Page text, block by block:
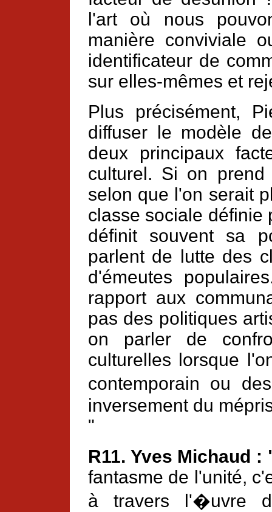
l'art où nous
manière conviviale
identificateur de
sur elles-mêmes et
Plus précisément,
diffuser le modèle
deux principaux
culturel. Si on
selon que l'on serait
classe sociale définie
définit souvent sa
parlent de lutte des
d'émeutes
rapport aux
pas des politiques
on parler de
culturelles lorsque
contemporain ou
inversement du
"
R11. Yves Michaud
fantasme de l'unité,
à travers l'�uvre